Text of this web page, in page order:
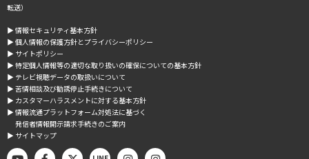
転送）
▶︎ 情報セキュリティ基本方針
▶︎ 個人情報の保護方針とプライバシーポリシー
▶︎ サイトポリシー
▶︎ 特定個人情報等の適切な取り扱いの確保についての基本方針
▶︎ テレビ視聴データの取扱いについて
▶︎ 苦情相談及び勧誘停止手続きについて
▶︎ カスタマーハラスメントに対する基本方針
▶︎ 情報流通プラットフォーム対処法に基づく
発信者情報開示請求手続きのご案内
▶︎ サイトマップ